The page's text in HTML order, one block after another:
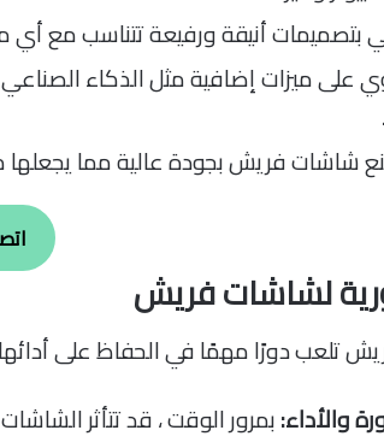
بتصميمات أنيقة ورفيعة تتناسب مع
على ميزات إضافية مثل الذكاء
شاشات فريش بجودة عالية مما يجعلها
لشاشات فريش
تلعب دورًا مهمًا في الحفاظ على
والأداء:بمرور الوقت ، قد تتأثر